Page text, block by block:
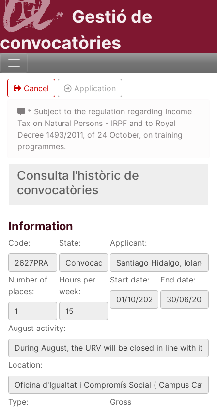
Gestió de
convocatòries
Consulta l'històric de
convocatòries
Information
Code: State: Applicant:
Number of
places:
Hours per
week:
Start date: End date:
August activity:
Location:
Type:
Gross
Cancel Application
* Subject to the regulation regarding Income
Tax on Natural Persons - IRPF and to Royal
Decree 1493/2011, of 24 October, on training
programmes.